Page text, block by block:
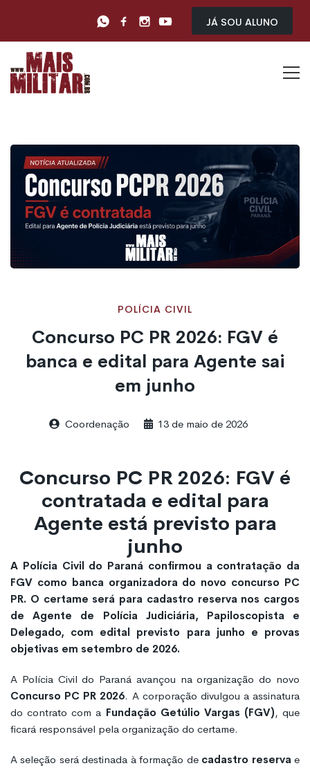
Já sou Aluno
POLÍCIA CIVIL
Concurso PC PR 2026: FGV é
banca e edital para Agente sai
em junho
Coordenação 13 de maio de 2026
Concurso PC PR 2026: FGV é
contratada e edital para
Agente está previsto para
junho
A Polícia Civil do Paraná confirmou a contratação da
FGV como banca organizadora do novo concurso PC
PR. O certame será para cadastro reserva nos cargos
de Agente de Polícia Judiciária, Papiloscopista e
Delegado, com edital previsto para junho e provas
objetivas em setembro de 2026.
A Polícia Civil do Paraná avançou na organização do novo
Concurso PC PR 2026. A corporação divulgou a assinatura
do contrato com a Fundação Getúlio Vargas (FGV), que
ficará responsável pela organização do certame.
A seleção será destinada à formação de cadastro reservae